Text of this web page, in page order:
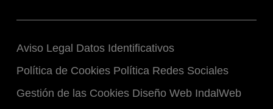
Aviso Legal Datos Identificativos
Política de Cookies Política Redes Sociales
Gestión de las Cookies Diseño Web IndalWeb